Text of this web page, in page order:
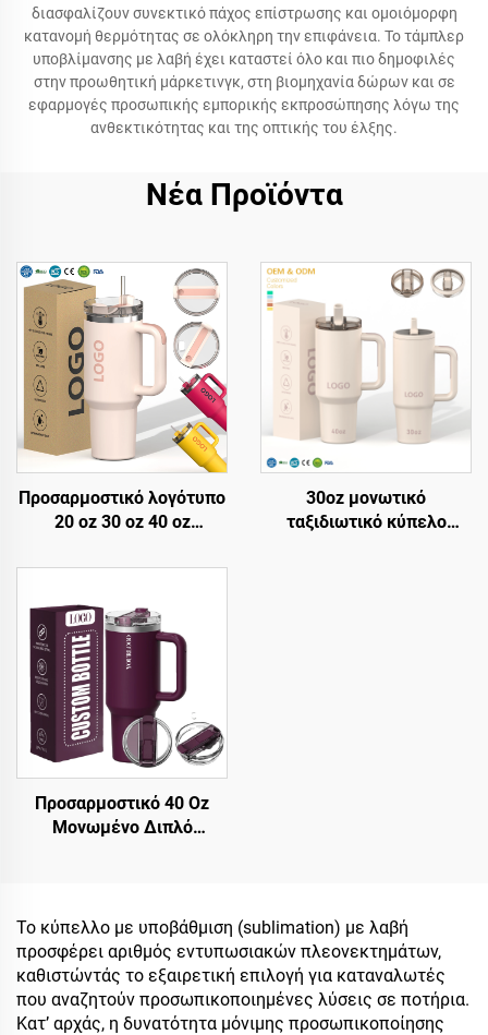
διασφαλίζουν συνεκτικό πάχος επίστρωσης και ομοιόμορφη
κατανομή θερμότητας σε ολόκληρη την επιφάνεια. Το τάμπλερ
υποβλίμανσης με λαβή έχει καταστεί όλο και πιο δημοφιλές
στην προωθητική μάρκετινγκ, στη βιομηχανία δώρων και σε
εφαρμογές προσωπικής εμπορικής εκπροσώπησης λόγω της
ανθεκτικότητας και της οπτικής του έλξης.
Νέα Προϊόντα
Προσαρμοστικό λογότυπο
20 oz 30 oz 40 oz
διπλή τοιχώμα κενού
κύπελο καφέ 20oz 30oz
40oz κύπελο με λαβή
30oz μονωτικό
ταξιδιωτικό κύπελο
Προσαρμοστικό 40 Oz
Μονωμένο Διπλό
Λαβή Ταξιδιωτικό Κύπελο
Καφέ για Γραφείο Δωρο
Σετ
Το κύπελλο με υποβάθμιση (sublimation) με λαβή
προσφέρει αριθμός εντυπωσιακών πλεονεκτημάτων,
καθιστώντάς το εξαιρετική επιλογή για καταναλωτές
που αναζητούν προσωπικοποιημένες λύσεις σε ποτήρια.
Κατ’ αρχάς, η δυνατότητα μόνιμης προσωπικοποίησης